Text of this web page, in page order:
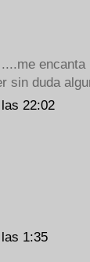
sin duda
22:02
1:35